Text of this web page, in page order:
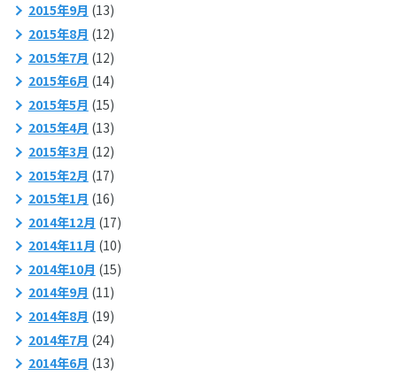
2015年9月 (13)
2015年8月 (12)
2015年7月 (12)
2015年6月 (14)
2015年5月 (15)
2015年4月 (13)
2015年3月 (12)
2015年2月 (17)
2015年1月 (16)
2014年12月 (17)
2014年11月 (10)
2014年10月 (15)
2014年9月 (11)
2014年8月 (19)
2014年7月 (24)
2014年6月 (13)